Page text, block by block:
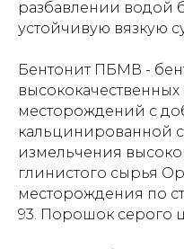
разбавлении водой
устойчивую вязкую
Бентонит ПБМВ -
месторождений с
кальцинированной
измельчения
глинистого сырья
месторождения по
93. Порошок серого